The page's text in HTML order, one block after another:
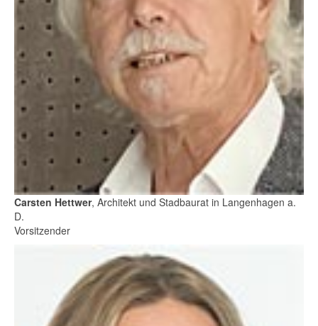
Carsten Hettwer, Architekt und Stadbaurat in Langenhagen a.
D.
Vorsitzender